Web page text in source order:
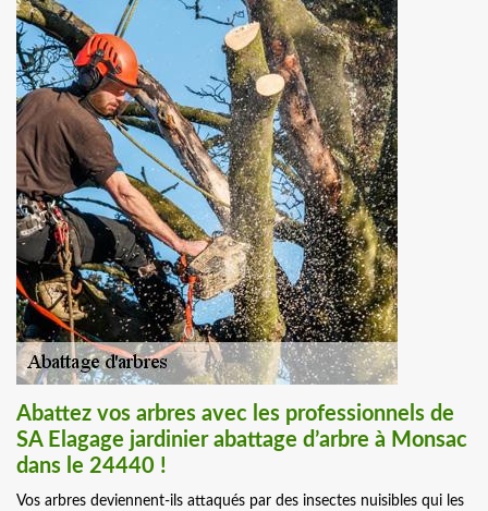
Abattez vos arbres avec les professionnels de
SA Elagage jardinier abattage d’arbre à Monsac
dans le 24440 !
Vos arbres deviennent-ils attaqués par des insectes nuisibles qui les